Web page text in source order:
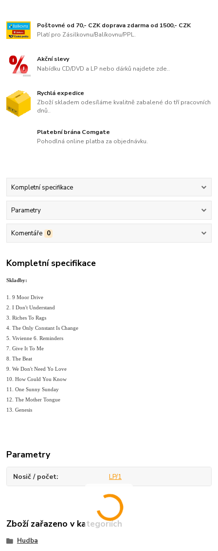
Poštovné od 70,- CZK doprava zdarma od 1500,- CZK
Platí pro Zásilkovnu/Balíkovnu/PPL.
Akční slevy
Nabídku CD/DVD a LP nebo dárků najdete zde..
Rychlá expedice
Zboží skladem odesíláme kvalitně zabalené do tří pracovních
dnů..
Platební brána Comgate
Pohodlná online platba za objednávku.
Kompletní specifikace
Parametry
Komentáře 0
Kompletní specifikace
Skladby:
1. 9 Moor Drive
2. I Don't Understand
3. Riches To Rags
4. The Only Constant Is Change
5. Vivienne 6. Reminders
7. Give It To Me
8. The Beat
9. We Don't Need Yo Love
10. How Could You Know
11. One Sunny Sunday
12. The Mother Tongue
13. Genesis
Parametry
Nosič / počet LP/1
Zboží zařazeno v kategoriích
Hudba